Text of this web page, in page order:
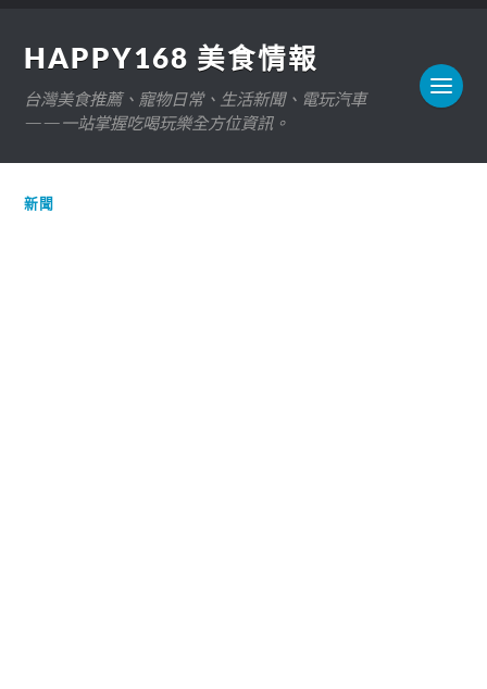
HAPPY168 美食情報
台灣美食推薦、寵物日常、生活新聞、電玩汽車
——一站掌握吃喝玩樂全方位資訊。
新聞